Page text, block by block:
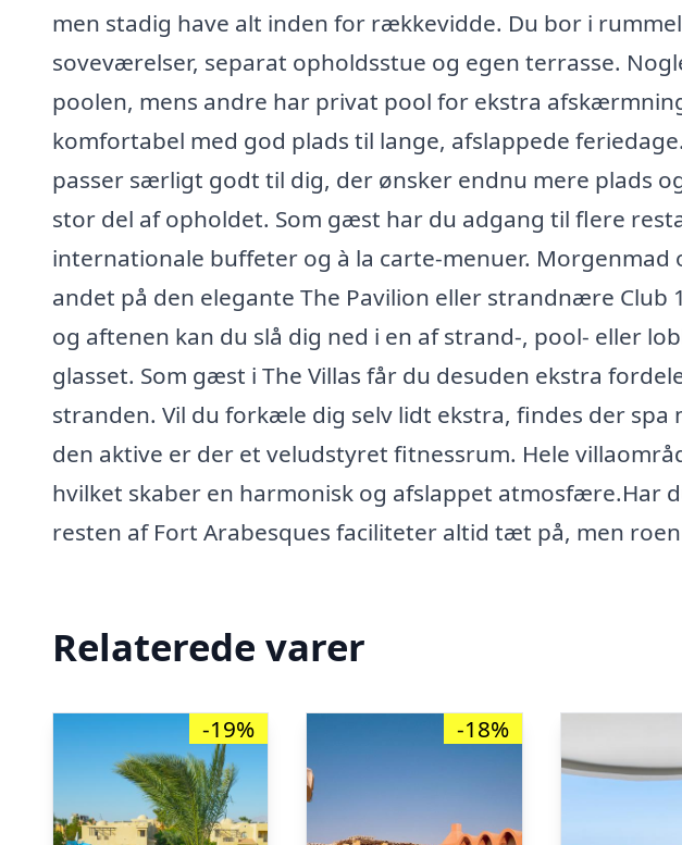
men stadig have alt inden for rækkevidde. Du bor i
soveværelser, separat opholdsstue og egen terrasse.
poolen, mens andre har privat pool for ekstra
komfortabel med god plads til lange, afslappede
passer særligt godt til dig, der ønsker endnu mere plads
stor del af opholdet. Som gæst har du adgang til flere
internationale buffeter og à la carte-menuer. Morgenmad
andet på den elegante The Pavilion eller strandnære Club
og aftenen kan du slå dig ned i en af strand-, pool- eller
glasset. Som gæst i The Villas får du desuden ekstra
stranden. Vil du forkæle dig selv lidt ekstra, findes der spa
den aktive er der et veludstyret fitnessrum. Hele
hvilket skaber en harmonisk og afslappet atmosfære.Har
resten af Fort Arabesques faciliteter altid tæt på, men
Relaterede varer
-19% -18%